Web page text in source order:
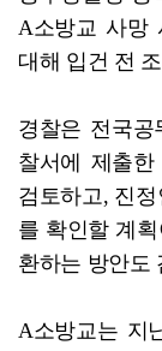
A소방교 사망
대해 입건 전
경찰은 전국공
찰서에 제출
검토하고, 진
를 확인할 계
환하는 방안도
A소방교는 지